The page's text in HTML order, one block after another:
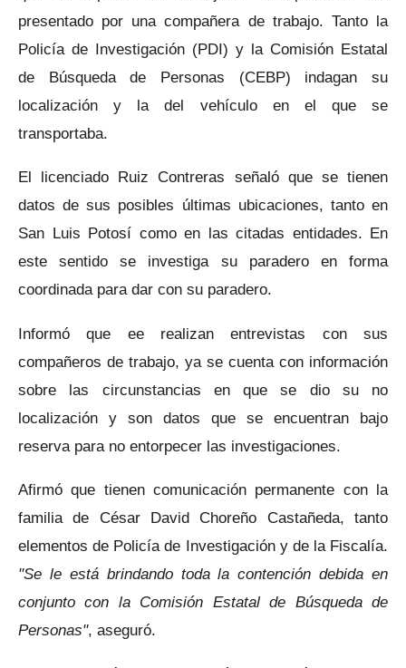
presentado por una compañera de trabajo. Tanto la
Policía de Investigación (PDI) y la Comisión Estatal
de Búsqueda de Personas (CEBP) indagan su
localización y la del vehículo en el que se
transportaba.
El licenciado Ruiz Contreras señaló que se tienen
datos de sus posibles últimas ubicaciones, tanto en
San Luis Potosí como en las citadas entidades. En
este sentido se investiga su paradero en forma
coordinada para dar con su paradero.
Informó que ee realizan entrevistas con sus
compañeros de trabajo, ya se cuenta con información
sobre las circunstancias en que se dio su no
localización y son datos que se encuentran bajo
reserva para no entorpecer las investigaciones.
Afirmó que tienen comunicación permanente con la
familia de César David Choreño Castañeda, tanto
elementos de Policía de Investigación y de la Fiscalía.
"Se le está brindando toda la contención debida en
conjunto con la Comisión Estatal de Búsqueda de
Personas", aseguró.